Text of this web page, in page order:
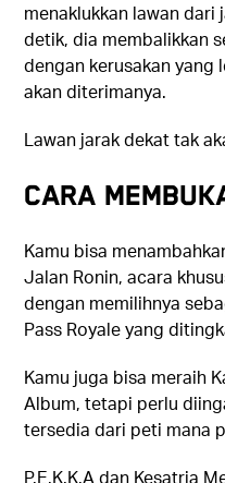
menaklukkan lawan
detik, dia membalikkan
dengan kerusakan yang
akan diterimanya.
Lawan jarak dekat tak
Cara
Kamu bisa
Jalan Ronin, acara
dengan memilihnya
Pass Royale yang
Kamu juga bisa meraih
Album, tetapi perlu
tersedia dari peti mana
P.E.K.K.A dan Kesatria